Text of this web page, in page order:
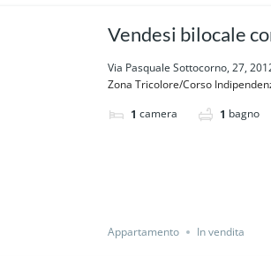
Vendesi bilocale
Via Pasquale Sottocorno, 27,
Zona Tricolore/Corso
1 camera 1 bagno
Appartamento In vendita